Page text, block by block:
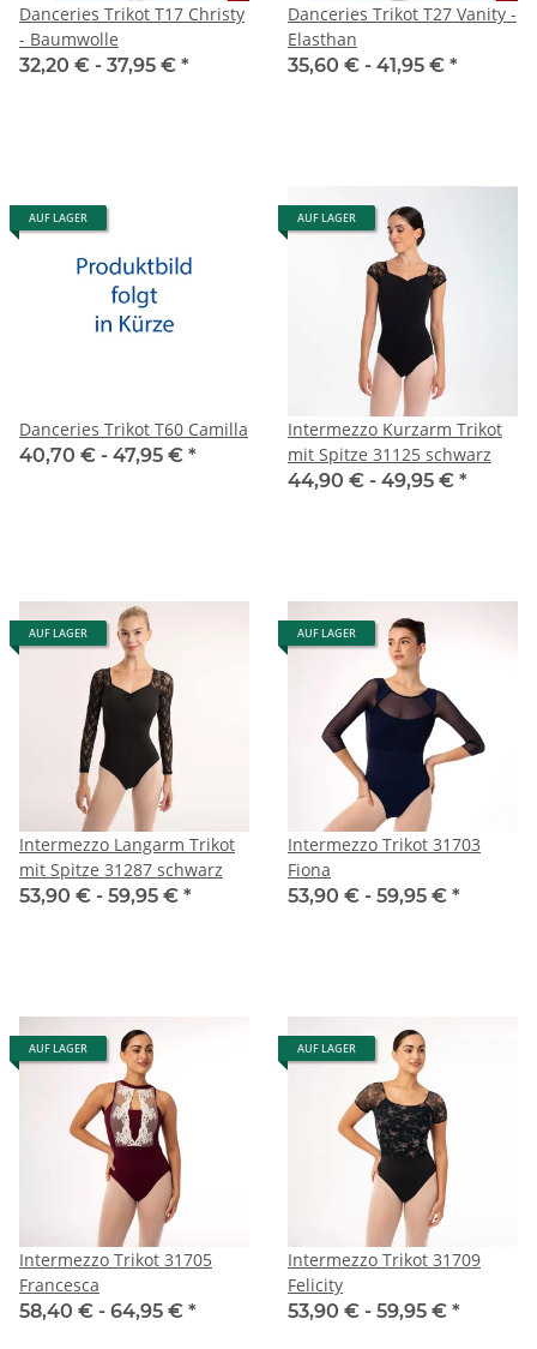
Danceries Trikot T17 Christy
- Baumwolle
32,20 € - 37,95 € *
Danceries Trikot T27 Vanity -
Elasthan
35,60 € - 41,95 € *
AUF LAGER
Danceries Trikot T60 Camilla
40,70 € - 47,95 € *
AUF LAGER
Intermezzo Kurzarm Trikot
mit Spitze 31125 schwarz
44,90 € - 49,95 € *
AUF LAGER
Intermezzo Langarm Trikot
mit Spitze 31287 schwarz
53,90 € - 59,95 € *
AUF LAGER
Intermezzo Trikot 31703
Fiona
53,90 € - 59,95 € *
AUF LAGER
Intermezzo Trikot 31705
Francesca
58,40 € - 64,95 € *
AUF LAGER
Intermezzo Trikot 31709
Felicity
53,90 € - 59,95 € *